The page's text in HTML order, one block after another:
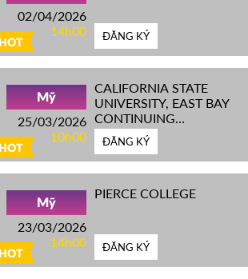
HOT
02/04/2026
14h00
ĐĂNG KÝ
HOT
Mỹ
25/03/2026
10h00
CALIFORNIA STATE
UNIVERSITY, EAST BAY
CONTINUING
EDUCATION
ĐĂNG KÝ
HOT
Mỹ
23/03/2026
14h00
PIERCE COLLEGE
ĐĂNG KÝ